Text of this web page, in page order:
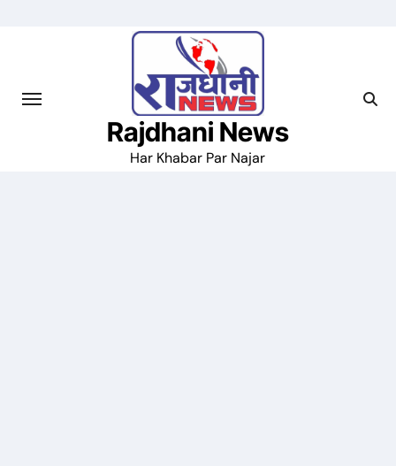
Rajdhani News
Har Khabar Par Najar